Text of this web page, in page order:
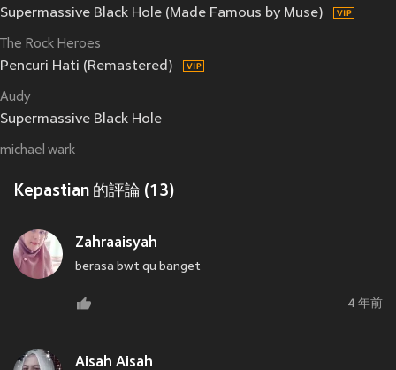
Supermassive Black Hole (Made Famous by Muse)
The Rock Heroes
Pencuri Hati (Remastered)
Audy
Supermassive Black Hole
michael wark
Kepastian 的評論 (13)
Zahraaisyah
berasa bwt qu banget
4 年前
Aisah Aisah